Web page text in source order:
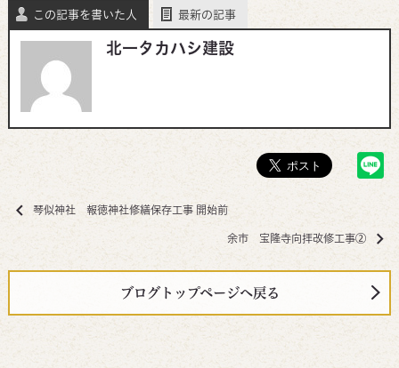
この記事を書いた人 最新の記事
北一タカハシ建設
琴似神社 報徳神社修繕保存工事 開始前
余市 宝隆寺向拝改修工事②
ブログトップページへ戻る